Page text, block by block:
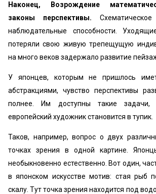
Наконец, Возрождение
законы перспективы.
наблюдательные способности.
потеряли свою живую трепещущую
на много веков задержало развитие
У японцев, которым не пришлось
абстракциями, чувство перспективы
полнее. Им доступны такие задачи,
европейский художник становится в тупик.
Таков, например, вопрос о двух
точках зрения в одной картине.
необыкновенно естественно. Вот один,
в японском искусстве мотив: стая рыб
скалу. Тут точка зрения находится под